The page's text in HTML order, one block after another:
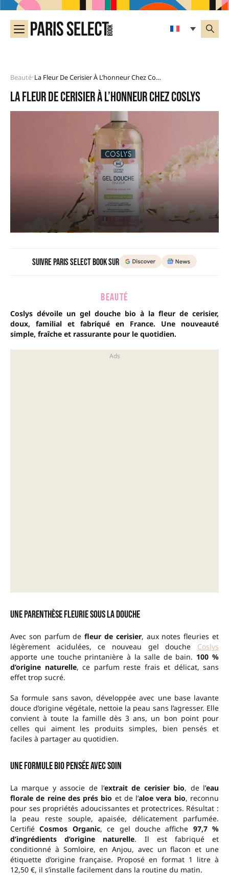
Beauté• La Fleur De Cerisier À L’honneur Chez Coslys
La fleur de cerisier à l’honneur chez Coslys
Suivre Paris Select Book sur
BEAUTÉ
Coslys dévoile un gel douche bio à la fleur de cerisier,
doux, familial et fabriqué en France. Une nouveauté
simple, fraîche et rassurante pour le quotidien.
Une parenthèse fleurie sous la douche
Avec son parfum defleur de cerisier, aux notes fleuries et
légèrement acidulées, ce nouveau gel douche Coslys
apporte une touche printanière à la salle de bain. 100 %
d’origine naturelle, ce parfum reste frais et délicat, sans
effet trop sucré.
Sa formule sans savon, développée avec une base lavante
douce d’origine végétale, nettoie la peau sans l’agresser. Elle
convient à toute la famille dès 3 ans, un bon point pour
celles qui aiment les produits simples, bien pensés et
faciles à partager au quotidien.
Une formule bio pensée avec soin
La marque y associe de l’extrait de cerisier bio, de l’eau
florale de reine des prés bio et de l’aloe vera bio, reconnu
pour ses propriétés adoucissantes et protectrices. Résultat :
la peau reste souple, apaisée, délicatement parfumée.
CertifiéCosmos Organic, ce gel douche affiche 97,7 %
d’ingrédients d’origine naturelle. Il est fabriqué et
conditionné à Somloire, en Anjou, avec un flacon et une
étiquette d’origine française. Proposé en format 1 litre à
12,50 €, il s’installe facilement dans la routine du matin.